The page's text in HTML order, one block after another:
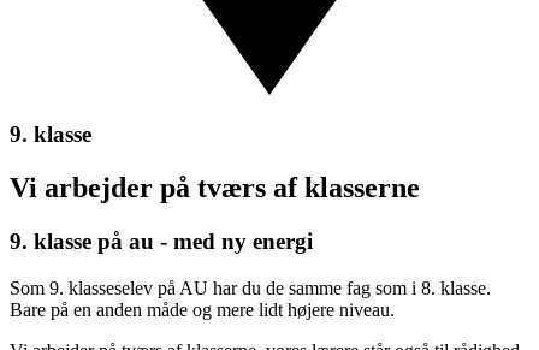
9. klasse
Vi arbejder på tværs af klasserne
9. klasse på au - med ny energi
Som 9. klasseselev på AU har du de samme fag som i 8. klasse.
Bare på en anden måde og mere lidt højere niveau.